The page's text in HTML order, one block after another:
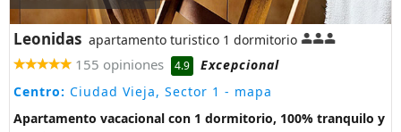
Leonidas apartamento turistico 1 dormitorio
155 opiniones 4.9
Excepcional
Centro: Ciudad Vieja, Sector 1 - mapa
Apartamento vacacional con 1 dormitorio, 100% tranquilo y